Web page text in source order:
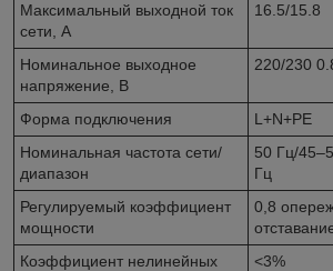
Максимальный выходной ток
сети, А
16.5/15.8
Номинальное выходное
напряжение, В
220/230
Форма подключения
L+N+PE
Номинальная частота сети/
диапазон
50 Гц/
Гц
Регулируемый коэффициент
мощности
0,8
Коэффициент нелинейных
<3%